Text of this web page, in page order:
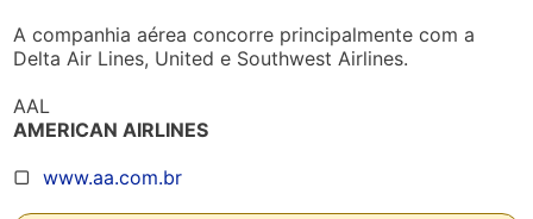
A companhia aérea concorre principalmente com a
Delta Air Lines, United e Southwest Airlines.
AAL
AMERICAN AIRLINES
▢www.aa.com.br